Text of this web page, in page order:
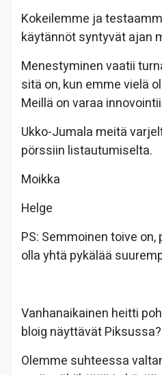
Kokeilemme ja
käytännöt syntyvät ajan
Menestyminen vaatii
sitä on, kun emme vielä
Meillä on varaa
Ukko-Jumala meitä
pörssiin listautumiselta.
Moikka
Helge
PS: Semmoinen toive
olla yhtä pykälää
Vanhanaikainen heitti
bloig näyttävät Piksussa?
Olemme suhteessa